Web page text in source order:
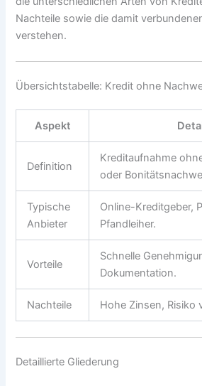
Nachteile sowie die damit
verstehen.
Übersichtstabelle: Kredit ohne
Aspekt
Definition
Kreditaufnahme
oder
Typische
Anbieter
Online-Kreditgeber,
Pfandleiher.
Vorteile
Schnelle
Dokumentation.
Nachteile Hohe Zinsen, Risiko
Detaillierte Gliederung